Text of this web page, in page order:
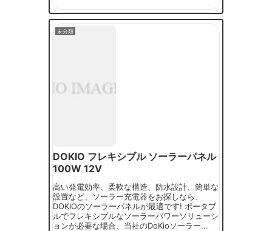
未分類
DOKIO フレキシブル ソーラーパネル
100W 12V
高い発電効率、柔軟な構造、防水設計、簡単な
設置など、ソーラー充電器をお探しなら、
DOKIOのソーラーパネルが最適です! ポータブ
ルでフレキシブルなソーラーパワーソリューシ
ョンが必要な場合、当社のDoKioソーラー...